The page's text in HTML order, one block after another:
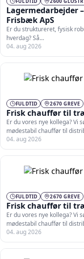
Lagermedarbejder
Frisbæk ApS
Er du struktureret, fysisk
hverdag? Så…
04. aug 2026
FULDTID 2670 GREVE
Frisk chauffør til
Er du vores nye kollega? Vi
mødestabil chauffør til
04. aug 2026
FULDTID 2670 GREVE
Frisk chauffør til
Er du vores nye kollega? Vi
mødestabil chauffør til
04. aug 2026